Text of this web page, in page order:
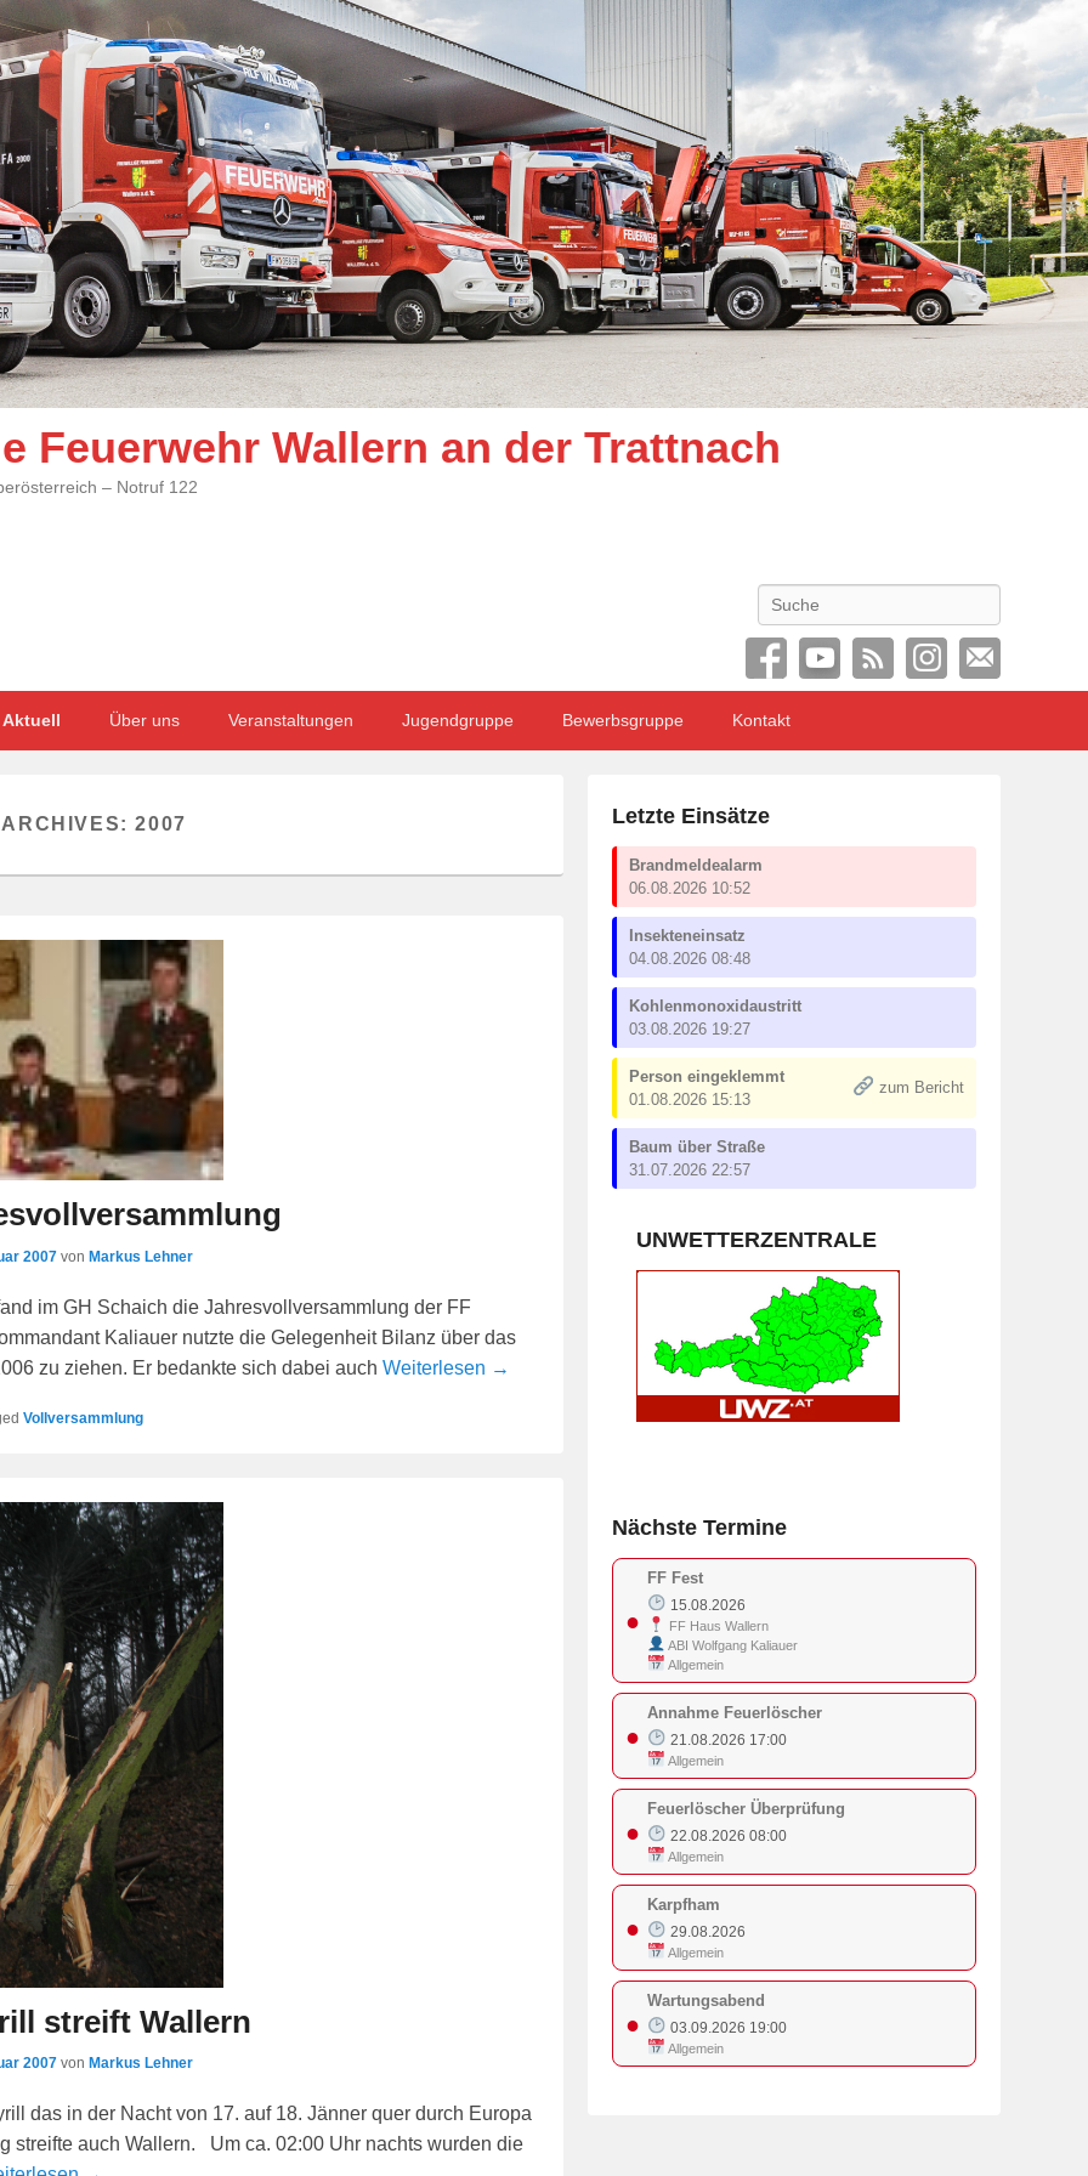
Feuerwehr Wallern an der Trattnach
– Notruf 122
Search
Aktuell Über uns Veranstaltungen Jugendgruppe Bewerbsgruppe Kontakt
ARCHIVES:2007
2007 von Markus Lehner
im GH Schaich die Jahresvollversammlung der FF
Kaliauer nutzte die Gelegenheit Bilanz über das
zu ziehen. Er bedankte sich dabei auch Weiterlesen →
Vollversammlung
streift Wallern
2007 von Markus Lehner
das in der Nacht von 17. auf 18. Jänner quer durch Europa
streifte auch Wallern. Um ca. 02:00 Uhr nachts wurden die
Letzte Einsätze
Brandmeldealarm
06.08.2026 10:52
Insekteneinsatz
04.08.2026 08:48
Kohlenmonoxidaustritt
03.08.2026 19:27
Person eingeklemmt
01.08.2026 15:13
zum Bericht
Baum über Straße
31.07.2026 22:57
UNWETTERZENTRALE
Nächste Termine
●
FF Fest
15.08.2026
FF Haus Wallern
ABI Wolfgang Kaliauer
Allgemein
●
Annahme Feuerlöscher
21.08.2026 17:00
Allgemein
●
Feuerlöscher Überprüfung
22.08.2026 08:00
Allgemein
●
Karpfham
29.08.2026
Allgemein
●
Wartungsabend
03.09.2026 19:00
Allgemein